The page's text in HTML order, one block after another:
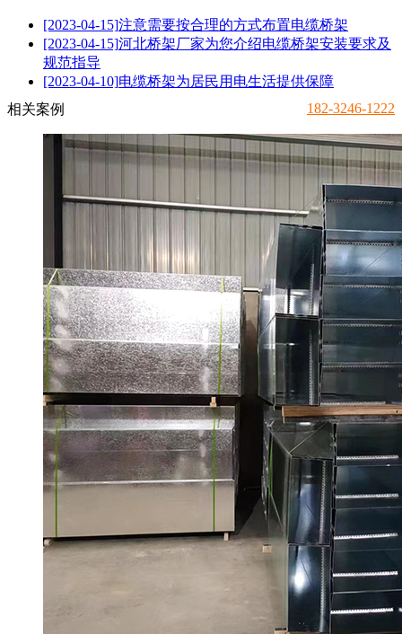
[2023-04-15]注意需要按合理的方式布置电缆桥架
[2023-04-15]河北桥架厂家为您介绍电缆桥架安装要求及
规范指导
[2023-04-10]电缆桥架为居民用电生活提供保障
182-3246-1222
相关案例